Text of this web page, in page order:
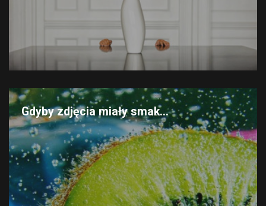
Gdyby zdjęcia miały smak...